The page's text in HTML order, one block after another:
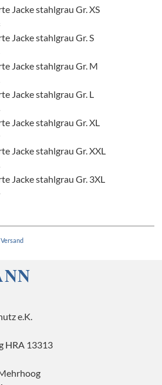
mit Platz für 2 Stifte, 1
seitliche Netztasche, 1 zusätzliches
mit PFAS-freiem DWR-Finishing
Jacke stahlgrau Gr. XS
Jacke stahlgrau Gr. S
Jacke stahlgrau Gr. M
Jacke stahlgrau Gr. L
Jacke stahlgrau Gr. XL
Jacke stahlgrau Gr. XXL
Jacke stahlgrau Gr. 3XL
Versand
e.K.
HRA 13313